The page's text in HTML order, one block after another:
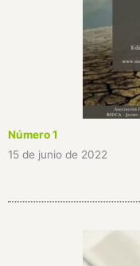
Número 1
15 de junio de 2022